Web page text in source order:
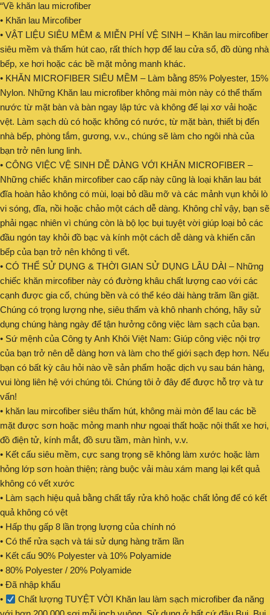
“Về khăn lau microfiber
• Khăn lau Mircofiber
• VẬT LIỆU SIÊU MỀM & MIỄN PHÍ VỆ SINH – Khăn lau mircofiber
siêu mềm và thấm hút cao, rất thích hợp để lau cửa sổ, đồ dùng nhà
bếp, xe hơi hoặc các bề mặt mỏng manh khác.
• KHĂN MICROFIBER SIÊU MỀM – Làm bằng 85% Polyester, 15%
Nylon. Những Khăn lau microfiber không mài mòn này có thể thấm
nước từ mặt bàn và bàn ngay lập tức và không để lại xơ vải hoặc
vệt. Làm sạch dù có hoặc không có nước, từ mặt bàn, thiết bị đến
nhà bếp, phòng tắm, gương, v.v., chúng sẽ làm cho ngôi nhà của
bạn trở nên lung linh.
• CÔNG VIỆC VỆ SINH DỄ DÀNG VỚI KHĂN MICROFIBER –
Những chiếc khăn mircofiber cao cấp này cũng là loại khăn lau bát
đĩa hoàn hảo không có mùi, loại bỏ dầu mỡ và các mảnh vụn khỏi lò
vi sóng, đĩa, nồi hoặc chảo một cách dễ dàng. Không chỉ vậy, bạn sẽ
phải ngạc nhiên vì chúng còn là bộ lọc bụi tuyệt vời giúp loại bỏ các
đầu ngón tay khỏi đồ bạc và kính một cách dễ dàng và khiến căn
bếp của bạn trở nên không tì vết.
• CÓ THỂ SỬ DỤNG & THỜI GIAN SỬ DỤNG LÂU DÀI – Những
chiếc khăn mircofiber này có đường khâu chất lượng cao với các
cạnh được gia cố, chúng bền và có thể kéo dài hàng trăm lần giặt.
Chúng có trọng lượng nhẹ, siêu thấm và khô nhanh chóng, hãy sử
dụng chúng hàng ngày để tận hưởng công việc làm sạch của bạn.
• Sứ mệnh của Công ty Anh Khôi Việt Nam: Giúp công việc nội trợ
của bạn trở nên dễ dàng hơn và làm cho thế giới sạch đẹp hơn. Nếu
bạn có bất kỳ câu hỏi nào về sản phẩm hoặc dịch vụ sau bán hàng,
vui lòng liên hệ với chúng tôi. Chúng tôi ở đây để được hỗ trợ và tư
vấn!
• khăn lau mircofiber siêu thấm hút, không mài mòn để lau các bề
mặt được sơn hoặc mỏng manh như ngoại thất hoặc nội thất xe hơi,
đồ điện tử, kính mắt, đồ sưu tầm, màn hình, v.v.
• Kết cấu siêu mềm, cực sang trọng sẽ không làm xước hoặc làm
hỏng lớp sơn hoàn thiện; ràng buộc vải màu xám mang lại kết quả
không có vết xước
• Làm sạch hiệu quả bằng chất tẩy rửa khô hoặc chất lỏng để có kết
quả không có vệt
• Hấp thụ gấp 8 lần trọng lượng của chính nó
• Có thể rửa sạch và tái sử dụng hàng trăm lần
• Kết cấu 90% Polyester và 10% Polyamide
• 80% Polyester / 20% Polyamide
• Đã nhập khẩu
•
Chất lượng TUYỆT VỜI Khăn lau làm sạch microfiber đa năng